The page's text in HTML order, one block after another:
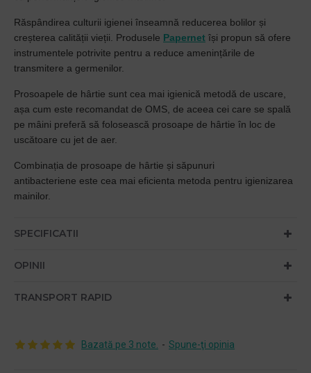
Răspândirea culturii igienei înseamnă reducerea bolilor și
creșterea calității vieții. Produsele Papernet își propun să ofere
instrumentele potrivite pentru a reduce amenințările de
transmitere a germenilor.
Prosoapele de hârtie sunt cea mai igienică metodă de uscare,
așa cum este recomandat de OMS, de aceea cei care se spală
pe mâini preferă să folosească prosoape de hârtie în loc de
uscătoare cu jet de aer.
Combinația de prosoape de hârtie și săpunuri
antibacteriene este cea mai eficienta metoda pentru igienizarea
mainilor.
SPECIFICATII
OPINII
TRANSPORT RAPID
Bazată pe 3 note. - Spune-ţi opinia